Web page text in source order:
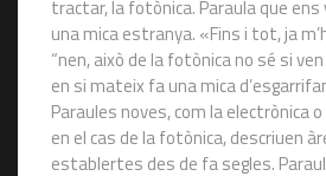
tractar, la fotònica. Paraula que
una mica estranya. «Fins i tot, ja
“nen, això de la fotònica no sé si ven
en si mateix fa una mica
Paraules noves, com la electrònica
en el cas de la fotònica, descriuen
establertes des de fa segles.